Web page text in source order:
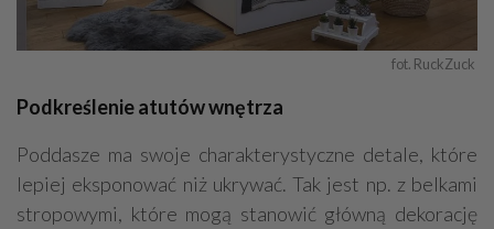
fot. RuckZuck
Podkreślenie atutów wnętrza
Poddasze ma swoje charakterystyczne detale, które
lepiej eksponować niż ukrywać. Tak jest np. z belkami
stropowymi, które mogą stanowić główną dekorację